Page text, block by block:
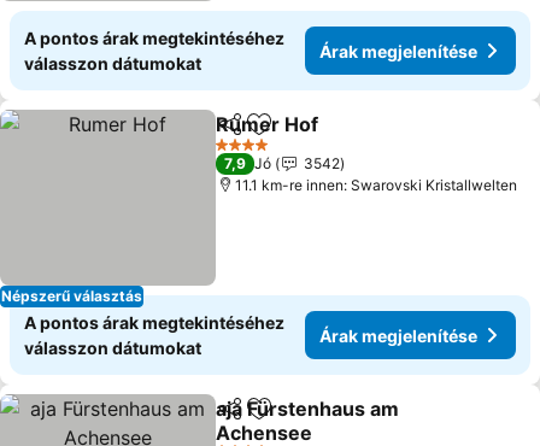
A pontos árak megtekintéséhez
válasszon dátumokat
Árak megjelenítése
Népszerű választás
Megosztás
Hozzáadás a kedvencekhez
Rumer Hof
4 Kategória
7,9 Jó
3542
11.1 km-re innen: Swarovski Kristallwelten
A pontos árak megtekintéséhez
válasszon dátumokat
Árak megjelenítése
Megosztás
Hozzáadás a kedvencekhez
aja Fürstenhaus am
Achensee